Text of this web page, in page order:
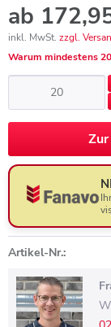
ab
inkl. MwSt. zzgl.
Warum mindestens
Zur
Artikel-Nr.: